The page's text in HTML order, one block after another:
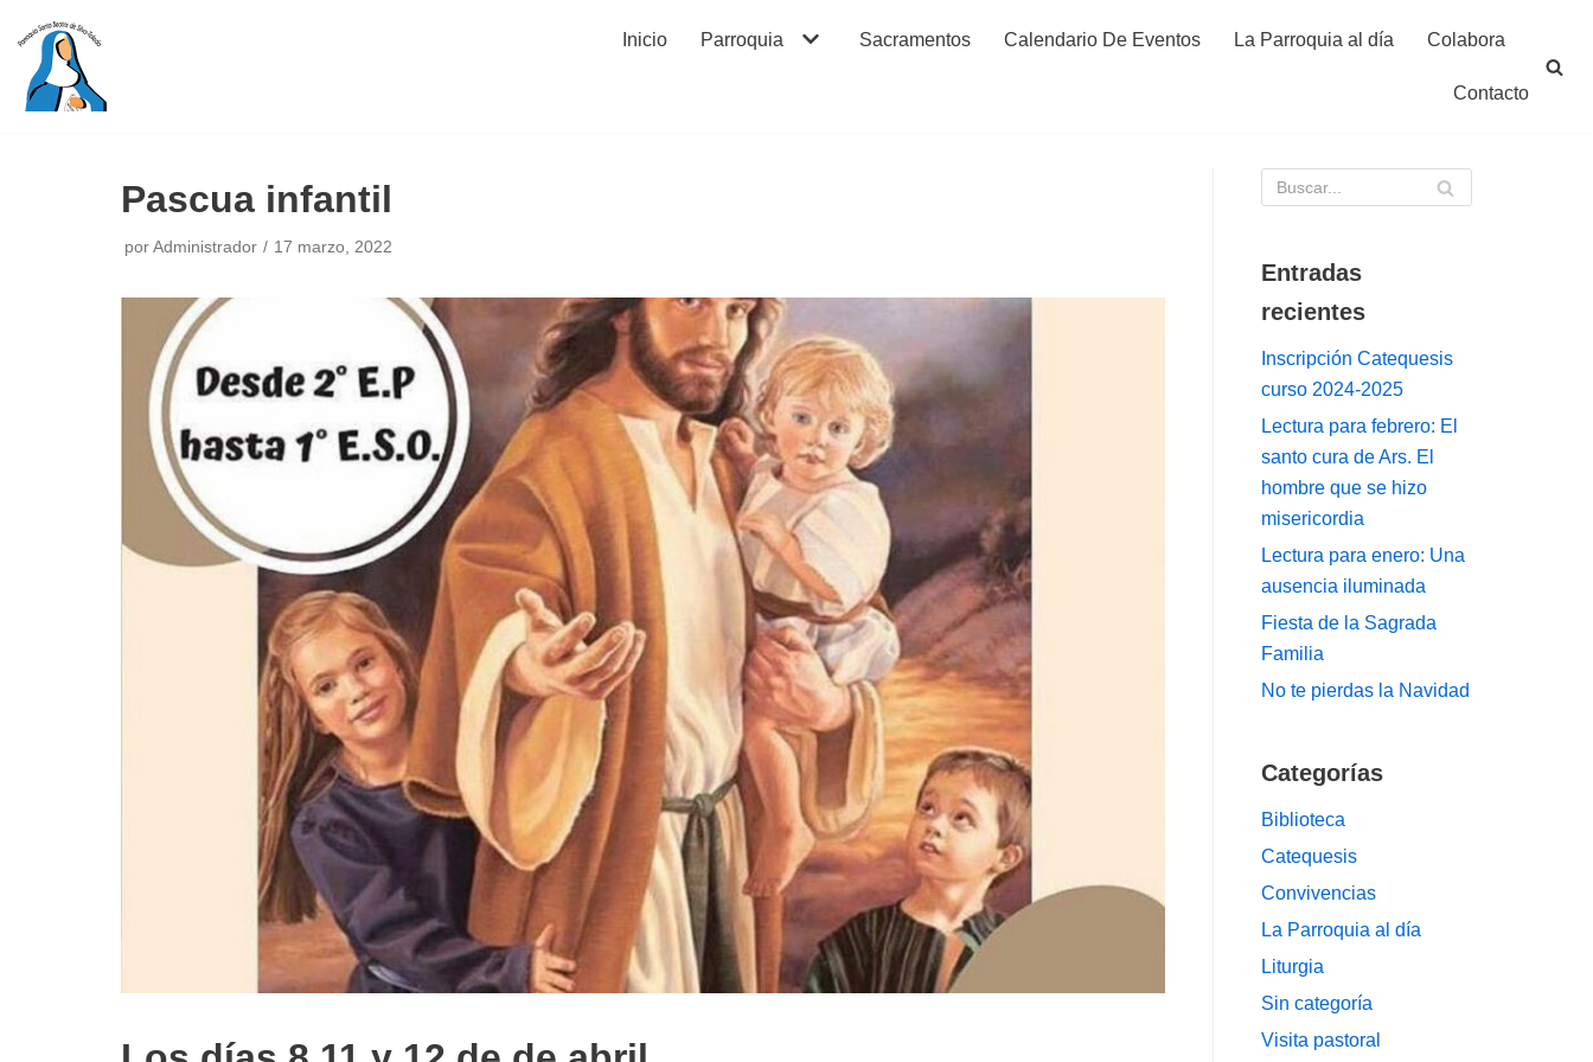
Saltar
contenido
Inicio Parroquia Sacramentos Calendario De Eventos La Parroquia al día Colabora
Contacto
Pascua infantil
por Administrador 17 marzo, 2022
Entradas
recientes
Inscripción Catequesis
curso 2024-2025
Lectura para febrero: El
santo cura de Ars. El
hombre que se hizo
misericordia
Lectura para enero: Una
ausencia iluminada
Fiesta de la Sagrada
Familia
No te pierdas la Navidad
Categorías
Biblioteca
Catequesis
Convivencias
La Parroquia al día
Liturgia
Sin categoría
Visita pastoral